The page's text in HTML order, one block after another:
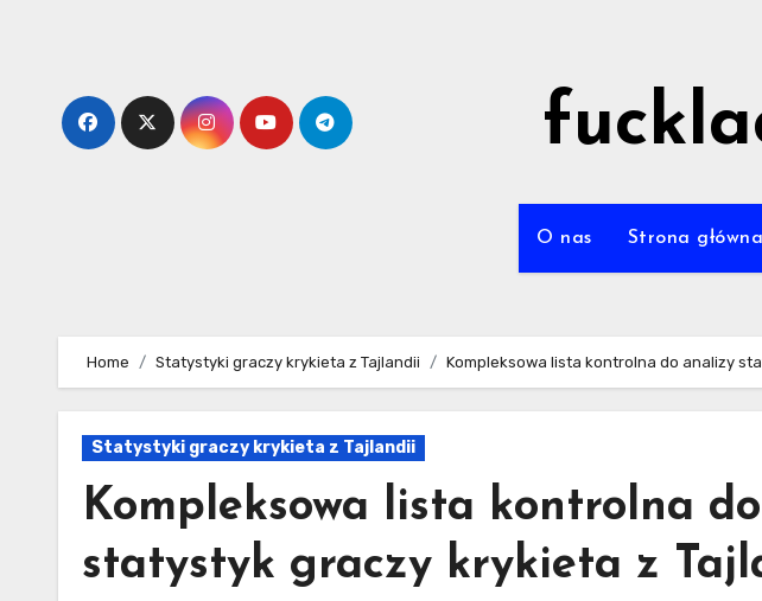
O nas Strona główna
Home Statystyki graczy krykieta z Tajlandii Kompleksowa lista kontrolna do analizy
Statystyki graczy krykieta z Tajlandii
Kompleksowa lista kontrolna
statystyk graczy krykieta z